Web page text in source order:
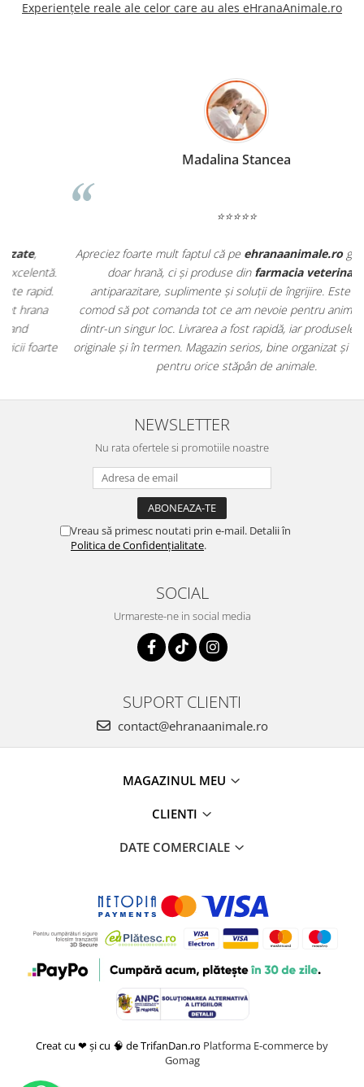
Experiențele reale ale celor care au ales eHranaAnimale.ro
Madalina Stancea
Apreciez foarte mult faptul că peehranaanimale.rogăsesc nu
doar hrană, ci și produse dinfarmacia veterinară:
antiparazitare, suplimente și soluții de îngrijire. Este foarte
comod să pot comanda tot ce am nevoie pentru animalul meu
dintr-un singur loc. Livrarea a fost rapidă, iar produsele au fost
originale și în termen. Magazin serios, bine organizat și foarte util
pentru orice stăpân de animale.
NEWSLETTER
Nu rata ofertele si promotiile noastre
Vreau să primesc noutati prin e-mail. Detalii în
Politica de Confidențialitate.
SOCIAL
Urmareste-ne in social media
SUPORT CLIENTI
contact@ehranaanimale.ro
MAGAZINUL MEU
CLIENTI
DATE COMERCIALE
Creat cu ❤ și cu 🧠 de TrifanDan.ro Platforma E-commerce by
Gomag